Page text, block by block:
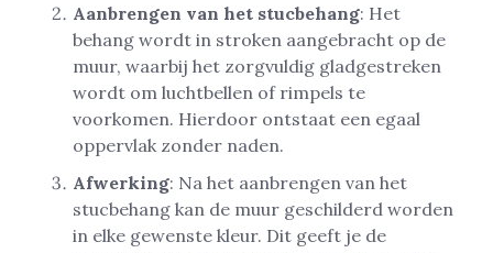
Aanbrengen van het stucbehang: Het
behang wordt in stroken aangebracht op de
muur, waarbij het zorgvuldig gladgestreken
wordt om luchtbellen of rimpels te
voorkomen. Hierdoor ontstaat een egaal
oppervlak zonder naden.
Afwerking: Na het aanbrengen van het
stucbehang kan de muur geschilderd worden
in elke gewenste kleur. Dit geeft je de